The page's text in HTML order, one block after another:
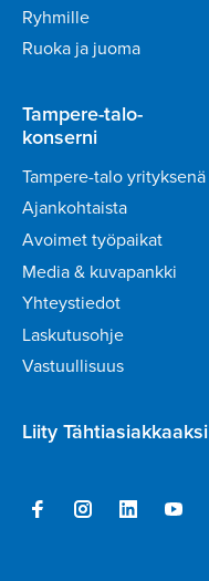
Ryhmille
Ruoka ja juoma
Tampere-talo-
konserni
Tampere-talo yrityksenä
Ajankohtaista
Avoimet työpaikat
Media & kuvapankki
Yhteystiedot
Laskutusohje
Vastuullisuus
Liity Tähtiasiakkaaksi